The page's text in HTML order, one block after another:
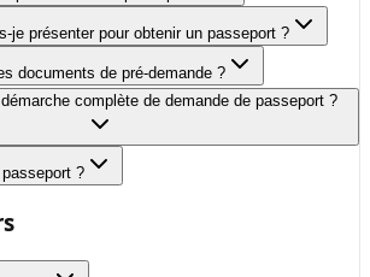
je présenter pour obtenir un passeport ?
documents de pré-demande ?
complète de demande de passeport ?
?